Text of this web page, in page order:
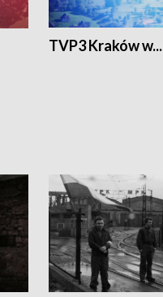
TVP3 Kraków w...